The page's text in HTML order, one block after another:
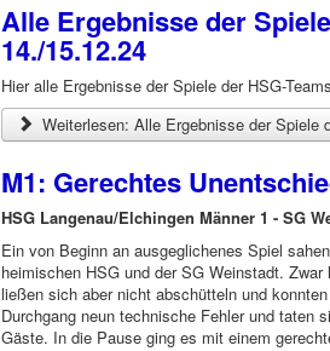
Alle Ergebnisse der
14./15.12.24
Hier alle Ergebnisse der Spiele der HSG-
Weiterlesen: Alle Ergebnisse der Spiele
M1: Gerechtes
HSG Langenau/Elchingen Männer 1 - SG
Ein von Beginn an ausgeglichenes Spiel
heimischen HSG und der SG Weinstadt.
ließen sich aber nicht abschütteln und
Durchgang neun technische Fehler und taten
Gäste. In die Pause ging es mit einem